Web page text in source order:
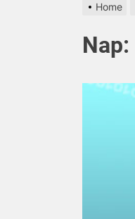
Home
Nap: